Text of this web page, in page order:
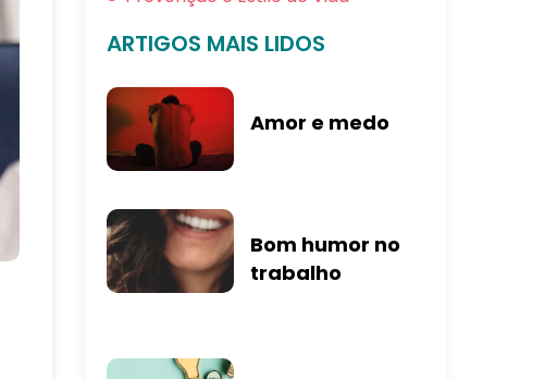
ARTIGOS MAIS LIDOS
Amor e medo
Bom humor no
trabalho